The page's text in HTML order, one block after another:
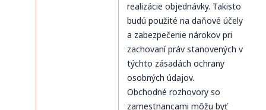
realizácie objednávky. Takisto
budú použité na daňové účely
a zabezpečenie nárokov pri
zachovaní práv stanovených v
týchto zásadách ochrany
osobných údajov.
Obchodné rozhovory so
zamestnancami môžu byť